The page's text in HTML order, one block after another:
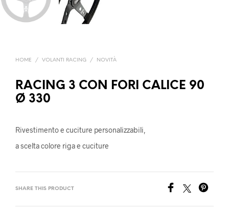
HOME / VOLANTI RACING / NOVITÀ
RACING 3 CON FORI CALICE 90
Ø 330
Rivestimento e cuciture personalizzabili,
a scelta colore riga e cuciture
SHARE THIS PRODUCT